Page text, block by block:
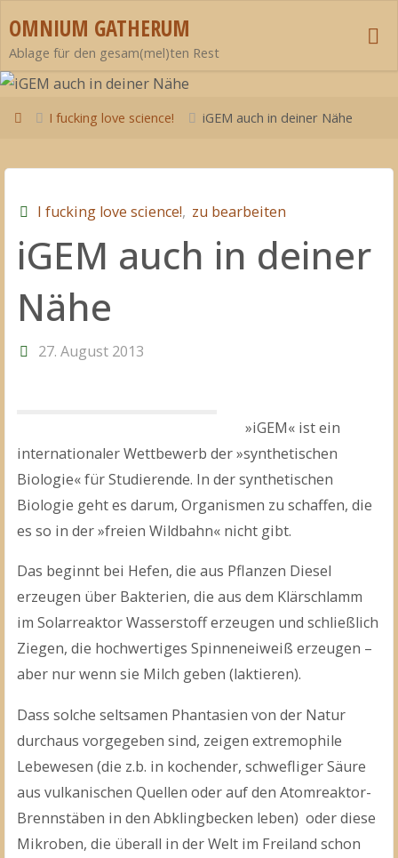
Inhalt
springen
OMNIUM GATHERUM
Ablage für den gesam(mel)ten Rest
StartI fucking love science! iGEM auch in deiner Nähe
I fucking love science!, zu bearbeiten
iGEM auch in deiner
Nähe
27. August 2013
»iGEM« ist ein
internationaler Wettbewerb der »synthetischen
Biologie« für Studierende. In der synthetischen
Biologie geht es darum, Organismen zu schaffen, die
es so in der »freien Wildbahn« nicht gibt.
Das beginnt bei Hefen, die aus Pflanzen Diesel
erzeugen über Bakterien, die aus dem Klärschlamm
im Solarreaktor Wasserstoff erzeugen und schließlich
Ziegen, die hochwertiges Spinneneiweiß erzeugen –
aber nur wenn sie Milch geben (laktieren).
Dass solche seltsamen Phantasien von der Natur
durchaus vorgegeben sind, zeigen extremophile
Lebewesen (die z.b. in kochender, schwefliger Säure
aus vulkanischen Quellen oder auf den Atomreaktor-
Brennstäben in den Abklingbecken leben) oder diese
Mikroben, die überall in der Welt im Freiland schon